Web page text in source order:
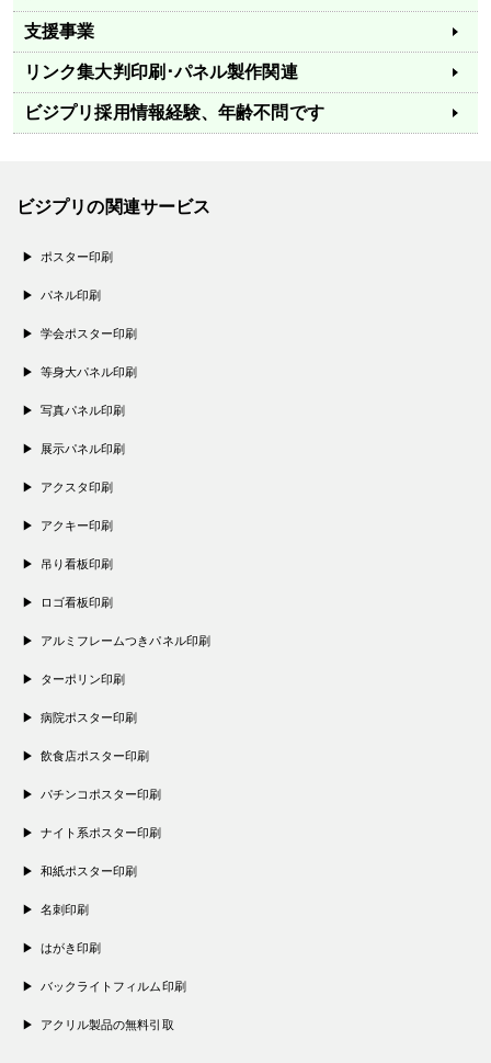
支援事業
リンク集大判印刷･パネル製作関連
ビジプリ採用情報経験、年齢不問です
ビジプリの関連サービス
ポスター印刷
パネル印刷
学会ポスター印刷
等身大パネル印刷
写真パネル印刷
展示パネル印刷
アクスタ印刷
アクキー印刷
吊り看板印刷
ロゴ看板印刷
アルミフレームつきパネル印刷
ターポリン印刷
病院ポスター印刷
飲食店ポスター印刷
パチンコポスター印刷
ナイト系ポスター印刷
和紙ポスター印刷
名刺印刷
はがき印刷
バックライトフィルム印刷
アクリル製品の無料引取